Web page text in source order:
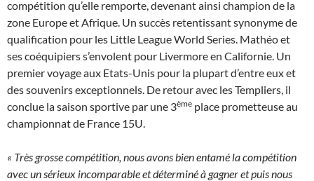
compétition qu’elle remporte, devenant ainsi champion de la
zone Europe et Afrique. Un succès retentissant synonyme de
qualification pour les Little League World Series. Mathéo et
ses coéquipiers s’envolent pour Livermore en Californie. Un
premier voyage aux Etats-Unis pour la plupart d’entre eux et
des souvenirs exceptionnels. De retour avec les Templiers, il
conclue la saison sportive par une 3ème place prometteuse au
championnat de France 15U.
« Très grosse compétition, nous avons bien entamé la compétition
avec un sérieux incomparable et déterminé à gagner et puis nous